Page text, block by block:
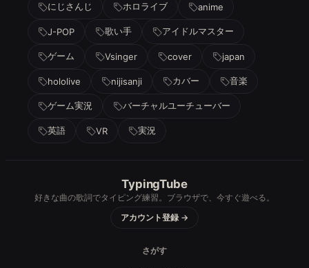
にじさんじ ホロライブ anime
J-POP 歌い手 アイドルマスター
ゲーム Vsinger cover japan
hololive nijisanji カバー 音楽
ゲーム実況 バーチャルユーチューバー
英語 VR 実況
TypingTube
好きな曲の歌詞でタイピング練習。ブラウザで、今すぐ遊べる。
アカウント登録 →
さがす